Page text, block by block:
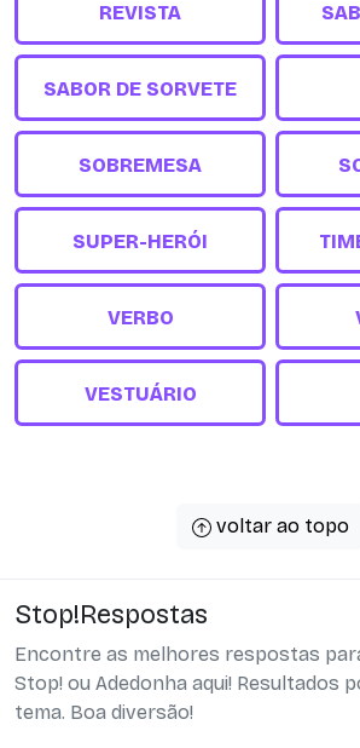
REVISTA
SABOR DE SORVETE
SOBREMESA
SUPER-HERÓI
VERBO
VESTUÁRIO
voltar ao topo
Stop!Respostas
Encontre as melhores respostas
Stop! ou Adedonha aqui! Resultados
tema. Boa diversão!